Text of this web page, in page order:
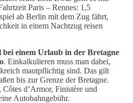
Paris – Rennes: 1,5
ab Berlin mit dem Zug fährt,
in einem Nachtzug reisen
bei einem Urlaub in der Bretagne
. Einkalkulieren muss man dabei,
mautpflichtig sind. Das gilt
bis zur Grenze der Bretagne.
, Côtes d’Armor, Finistère und
Autobahngebühr.